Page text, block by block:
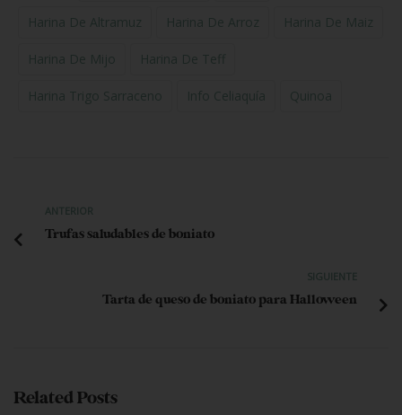
Harina De Altramuz Harina De Arroz Harina De Maiz
Harina De Mijo Harina De Teff
Harina Trigo Sarraceno Info Celiaquía Quinoa
ANTERIOR
Trufas saludables de boniato
SIGUIENTE
Tarta de queso de boniato para Halloween
Related Posts